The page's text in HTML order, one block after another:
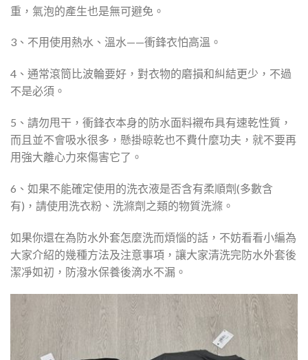
重，氣泡的產生也是無可避免。
3、不用使用熱水、溫水——衝鋒衣怕高溫。
4、通常滾筒比波輪要好，對衣物的磨損和糾結更少，不過
不是必須。
5、請勿甩干，衝鋒衣本身的防水面料襯布具有速乾性質，
而且並不會吸水很多，懸掛晾乾也不費什麼功夫，就不要再
用強大離心力來傷害它了。
6、如果不能確定使用的洗衣液是否含有柔順劑(多數含
有)，請使用洗衣粉、洗滌劑之類的物質洗滌。
如果你還在為防水外套怎麼洗而煩惱的話，不妨看看小編為
大家介紹的幾種方法及注意事項，讓大家清洗完防水外套後
潔凈如初，防潑水保養後滴水不漏。